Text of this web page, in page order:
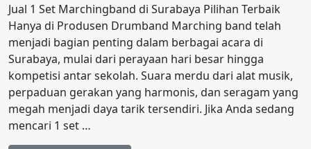
Jual 1 Set Marchingband di Surabaya Pilihan Terbaik
Hanya di Produsen Drumband Marching band telah
menjadi bagian penting dalam berbagai acara di
Surabaya, mulai dari perayaan hari besar hingga
kompetisi antar sekolah. Suara merdu dari alat musik,
perpaduan gerakan yang harmonis, dan seragam yang
megah menjadi daya tarik tersendiri. Jika Anda sedang
mencari 1 set …